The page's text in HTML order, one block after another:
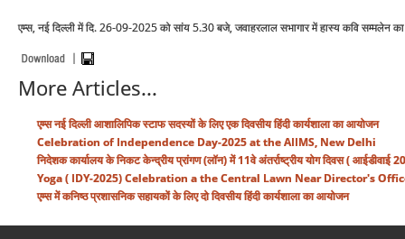
एम्स, नई दिल्ली में दि. 26-09-2025 को सांय 5.30 बजे, जवाहरलाल सभागार में हास्य कवि सम्मलेन
More Articles...
एम्स नई दिल्ली आशालिपिक स्टाफ सदस्यों के लिए एक दिवसीय हिंदी कार्यशाला का आयोजन
Celebration of Independence Day-2025 at the AIIMS, New Delhi
निदेशक कार्यालय के निकट केन्द्रीय प्रांगण (लॉन) में 11वे अंतर्राष्ट्रीय योग दिवस (
Yoga ( IDY-2025) Celebration a the Central Lawn Near Director's
एम्स में कनिष्ठ प्रशासनिक सहायकों के लिए दो दिवसीय हिंदी कार्यशाला का आयोजन